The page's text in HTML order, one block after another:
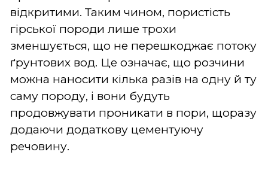
відкритими. Таким чином, пористість
гірської породи лише трохи
зменшується, що не перешкоджає потоку
ґрунтових вод. Це означає, що розчини
можна наносити кілька разів на одну й ту
саму породу, і вони будуть
продовжувати проникати в пори, щоразу
додаючи додаткову цементуючу
речовину.